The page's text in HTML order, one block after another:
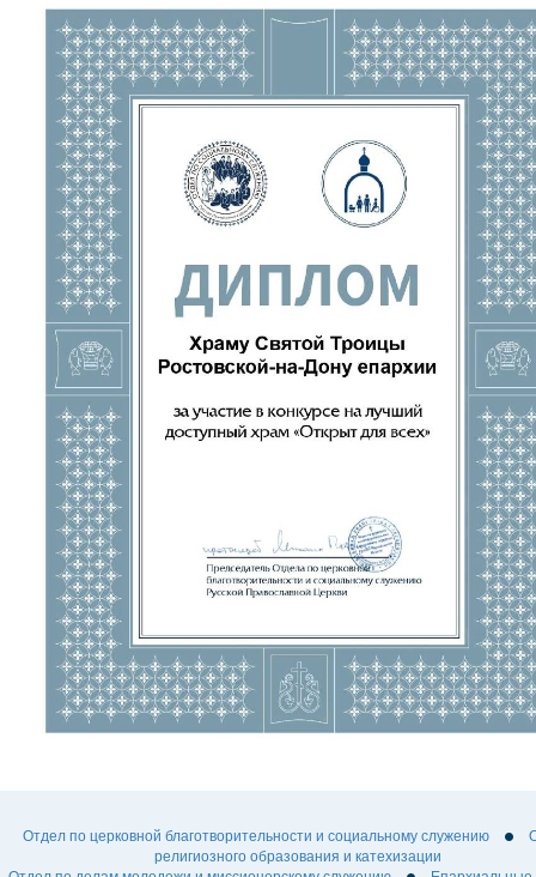
Отдел по церковной благотворительности и социальному служению
религиозного образования и катехизации